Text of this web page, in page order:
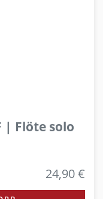
| Flöte solo
24,90 €